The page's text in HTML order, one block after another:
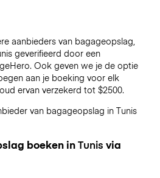
aanbieders van bagageopslag,
geverifieerd door een
Ook geven we je de optie
aan je boeking voor elk
ervan verzekerd tot $2500.
van bagageopslag in Tunis
boeken inTunis via